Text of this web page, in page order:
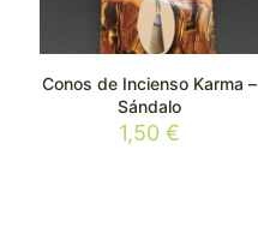
Conos de Incienso Karma –
Sándalo
1,50€